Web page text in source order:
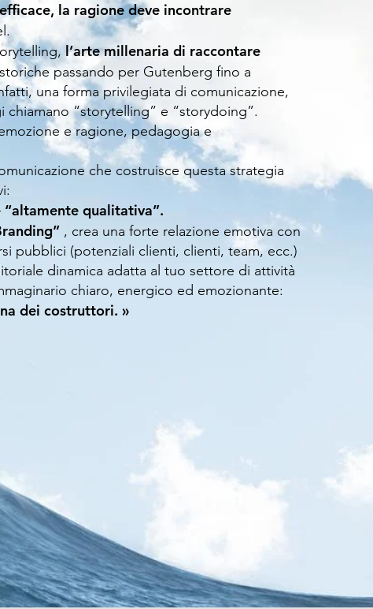
la ragione deve incontrare
l’arte millenaria di raccontare
passando per Gutenberg fino a
una forma privilegiata di comunicazione,
“storytelling” e “storydoing”.
e ragione, pedagogia e
che costruisce questa strategia
“altamente qualitativa”.
, crea una forte relazione emotiva con
pubblici (potenziali clienti, clienti, team, ecc.)
dinamica adatta al tuo settore di attività
chiaro, energico ed emozionante:
dei costruttori. »